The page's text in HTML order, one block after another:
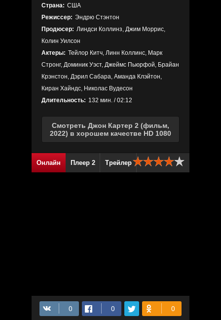
Страна: США
Режиссер: Эндрю Стэнтон
Продюсер: Линдси Коллинз, Джим Моррис,
Колин Уилсон
Актеры: Тейлор Китч, Линн Коллинс, Марк
Стронг, Доминик Уэст, Джеймс Пьюрфой, Брайан
Крэнстон, Дэрил Сабара, Аманда Клэйтон,
Киран Хайндс, Николас Вудесон
Длительность: 132 мин. / 02:12
Смотреть Джон Картер 2 (фильм,
2022) в хорошем качестве HD 1080
Онлайн Плеер 2 Трейлер